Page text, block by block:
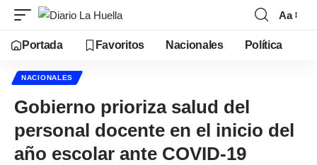
Aa
Portada Favoritos Nacionales Política
NACIONALES
Gobierno prioriza salud del
personal docente en el inicio del
año escolar ante COVID-19